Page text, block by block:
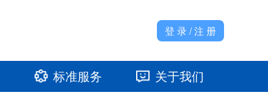
登 录 / 注 册
标准服务 关于我们